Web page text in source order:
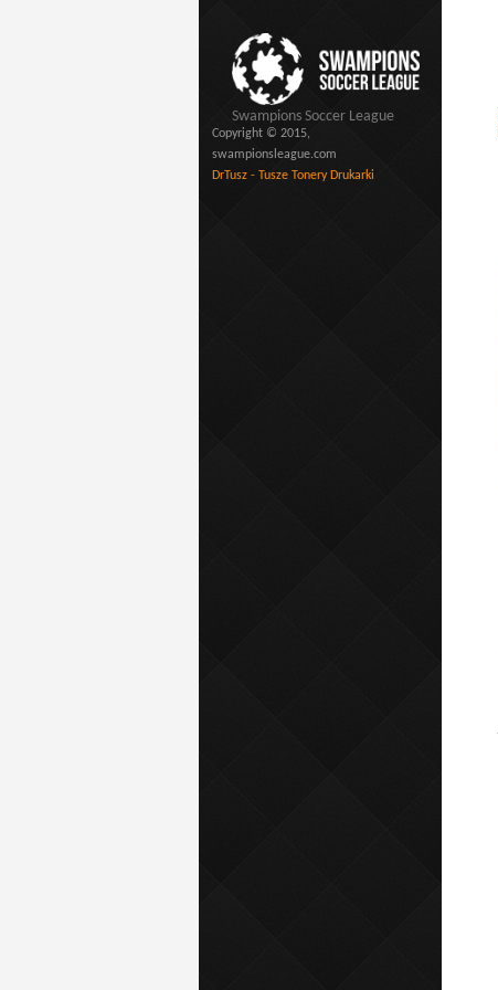
Swampions Soccer League
Copyright © 2015,
swampionsleague.com
DrTusz - Tusze Tonery Drukarki